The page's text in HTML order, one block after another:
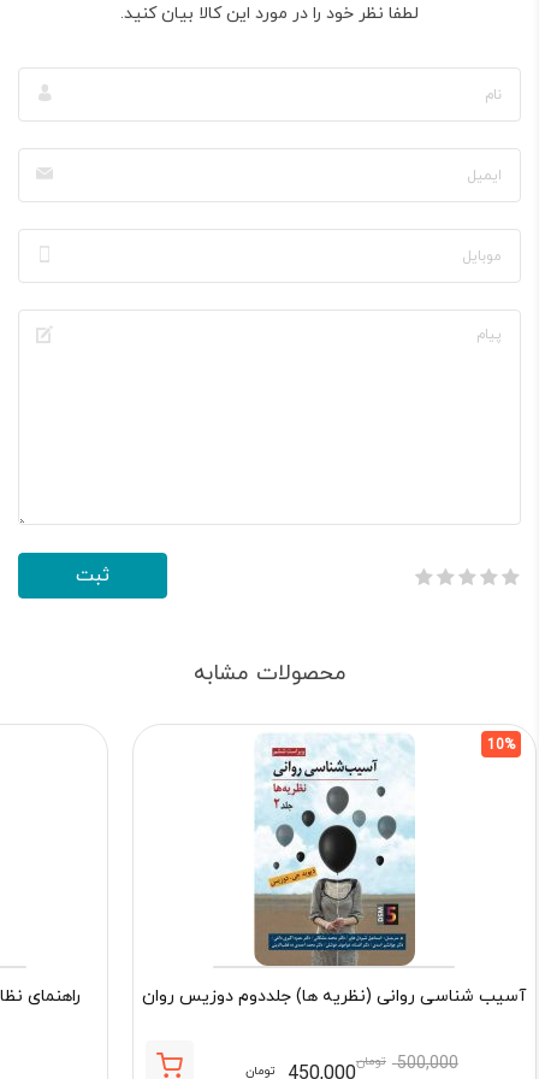
لطفا نظر خود را در مورد این کالا بیان کنید.
محصولات مشابه
10%
آسیب شناسی روانی (نظریه ها) جلددوم دوزیس روان
500,000 تومان450,000 تومان
راهنمای